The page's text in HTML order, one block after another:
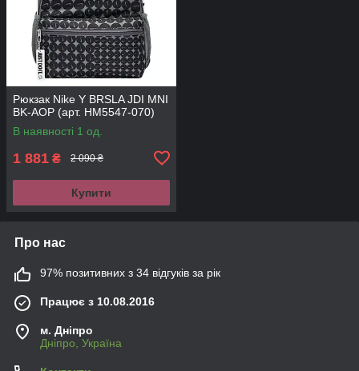
Рюкзак Nike Y BRSLA JDI MNI
BK-AOP (арт. HM5547-070)
В наявності 1 од.
1 881 ₴ 2 090 ₴
Купити
Про нас
97% позитивних з 34 відгуків за рік
Працює з 10.08.2016
м. Дніпро
Дніпро, Україна